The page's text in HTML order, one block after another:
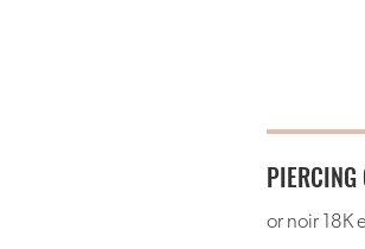
or noir 18K